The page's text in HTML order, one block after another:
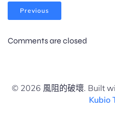
Previous
Comments are closed
© 2026 風阻的破壞. Built
Kubio